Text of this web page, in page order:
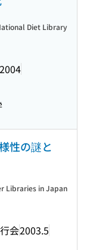
Diet Library
性の謎と
会2003.5
Libraries in Japan